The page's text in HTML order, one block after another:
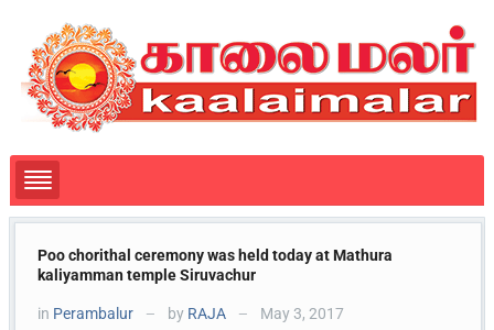
Poo chorithal ceremony was held today at Mathura
kaliyamman temple Siruvachur
in Perambalur — by RAJA — May 3, 2017